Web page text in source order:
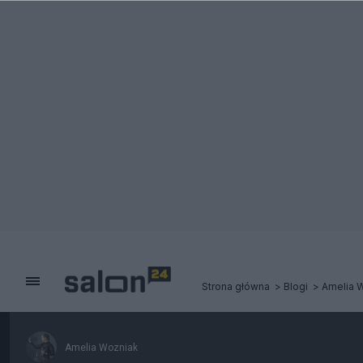
Strona główna Blogi Amelia
Amelia Wozniak